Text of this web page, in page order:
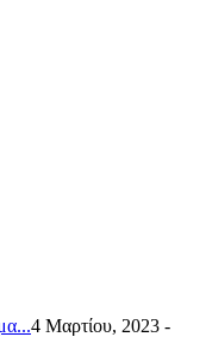
4 Μαρτίου, 2023 -